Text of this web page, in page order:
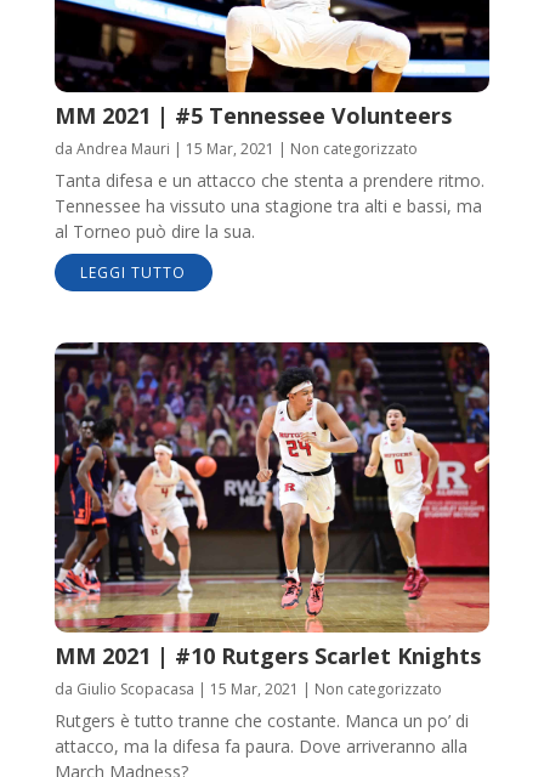
MM 2021 | #5 Tennessee Volunteers
da Andrea Mauri | 15 Mar, 2021 | Non categorizzato
Tanta difesa e un attacco che stenta a prendere ritmo.
Tennessee ha vissuto una stagione tra alti e bassi, ma
al Torneo può dire la sua.
LEGGI TUTTO
MM 2021 | #10 Rutgers Scarlet Knights
da Giulio Scopacasa | 15 Mar, 2021 | Non categorizzato
Rutgers è tutto tranne che costante. Manca un po’ di
attacco, ma la difesa fa paura. Dove arriveranno alla
March Madness?